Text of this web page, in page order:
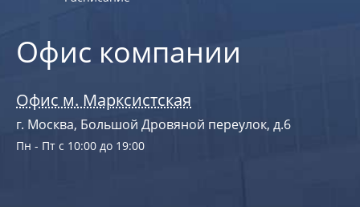
Офис компании
Офис м. Марксистская
г. Москва, Большой Дровяной переулок, д.6
Пн - Пт с 10:00 до 19:00